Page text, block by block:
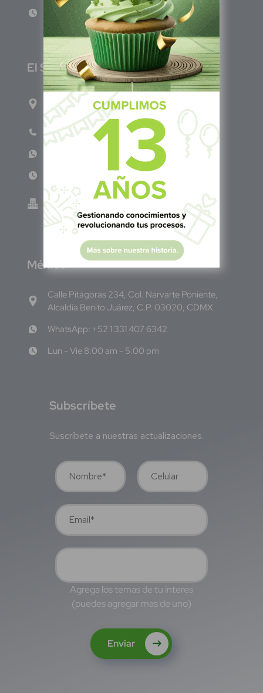
Lun - Vie 8:00am - 5:00pm
El Salvador
1ro Cll Pte, y 61 Av Nte, #3206, Local 9, San
Salvador Centro
Teléfono: +503 6986 1402
WhatsApp: +503 7687 3923
Lun - Vie 8:00am - 5:00pm
Green Know S.A de C.V - El Salvador 0614-
220118-102-0
México
Calle Pitágoras 234, Col. Narvarte Poniente,
Alcaldía Benito Juárez, C.P. 03020, CDMX
WhatsApp: +52 1 331 407 6342
Lun - Vie 8:00 am - 5:00 pm
Subscríbete
Suscríbete a nuestras actualizaciones.
Agrega los temas de tu interes
(puedes agregar mas de uno)
Enviar